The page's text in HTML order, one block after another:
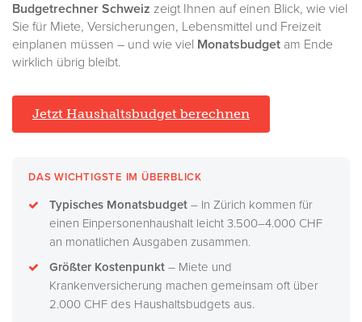
Budgetrechner Schweiz zeigt Ihnen auf einen Blick, wie viel
Sie für Miete, Versicherungen, Lebensmittel und Freizeit
einplanen müssen – und wie viel Monatsbudget am Ende
wirklich übrig bleibt.
Jetzt Haushaltsbudget berechnen
DAS WICHTIGSTE IM ÜBERBLICK
Typisches Monatsbudget – In Zürich kommen für
einen Einpersonenhaushalt leicht 3.500–4.000 CHF
an monatlichen Ausgaben zusammen.
Größter Kostenpunkt – Miete und
Krankenversicherung machen gemeinsam oft über
2.000 CHF des Haushaltsbudgets aus.